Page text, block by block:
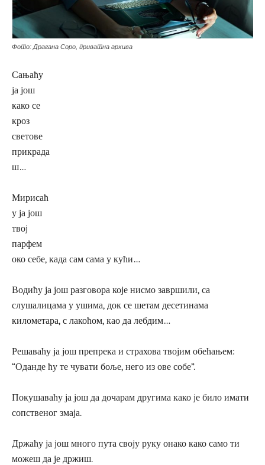
Фото: Драгана Соро, приватна архива
Сањаћу
ја још
како се
кроз
светове
прикрада
ш…
Мирисаћ
у ја још
твој
парфем
око себе, када сам сама у кући…
Водићу ја још разговора које нисмо завршили, са
слушалицама у ушима, док се шетам десетинама
километара, с лакоћом, као да лебдим…
Решаваћу ја још препрека и страхова твојим обећањем:
“Оданде ћу те чувати боље, него из ове собе”.
Покушаваћу ја још да дочарам другима како је било имати
сопственог змаја.
Држаћу ја још много пута своју руку онако како само ти
можеш да је држиш.